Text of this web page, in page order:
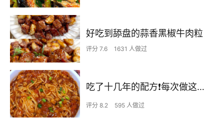
好吃到舔盘的蒜香黑椒牛肉粒
评分 7.6 1631 人做过
吃了十几年的配方❗️每次做这至少吃2碗
评分 8.2 595 人做过